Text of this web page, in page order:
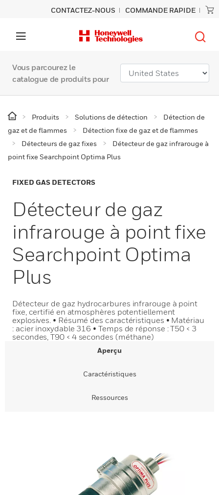
CONTACTEZ-NOUS COMMANDE RAPIDE
Vous parcourez le
catalogue de produits pour
Produits Solutions de détection
Détection de
gaz et de flammes
Détection fixe de gaz et de flammes
Détecteurs de gaz fixes
Détecteur de gaz infrarouge à
point fixe Searchpoint Optima Plus
FIXED GAS DETECTORS
Détecteur de gaz
infrarouge à point fixe
Searchpoint Optima
Plus
Détecteur de gaz hydrocarbures infrarouge à point
fixe, certifié en atmosphères potentiellement
explosives. • Résumé des caractéristiques • Matériau
: acier inoxydable 316 • Temps de réponse : T50 < 3
secondes, T90 < 4 secondes (méthane)
Aperçu
Caractéristiques
Ressources